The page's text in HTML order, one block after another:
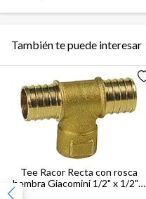
También te puede interesar
Tee Racor Recta con rosca
hembra Giacomini 1/2" x 1/2" x